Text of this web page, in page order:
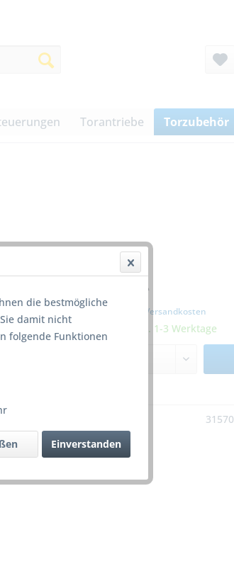
Torantriebe Torzubehör
4,90 € *
inkl. MwSt. zzgl. Versandkosten
Lieferzeit ca. 1-3 Werktage
31570
die bestmögliche
damit nicht
folgende Funktionen
Einverstanden